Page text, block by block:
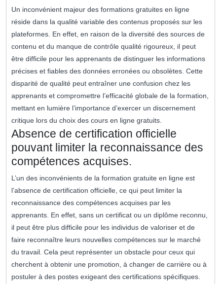
Un inconvénient majeur des formations gratuites en ligne
réside dans la qualité variable des contenus proposés sur les
plateformes. En effet, en raison de la diversité des sources de
contenu et du manque de contrôle qualité rigoureux, il peut
être difficile pour les apprenants de distinguer les informations
précises et fiables des données erronées ou obsolètes. Cette
disparité de qualité peut entraîner une confusion chez les
apprenants et compromettre l’efficacité globale de la formation,
mettant en lumière l’importance d’exercer un discernement
critique lors du choix des cours en ligne gratuits.
Absence de certification officielle
pouvant limiter la reconnaissance des
compétences acquises.
L’un des inconvénients de la formation gratuite en ligne est
l’absence de certification officielle, ce qui peut limiter la
reconnaissance des compétences acquises par les
apprenants. En effet, sans un certificat ou un diplôme reconnu,
il peut être plus difficile pour les individus de valoriser et de
faire reconnaître leurs nouvelles compétences sur le marché
du travail. Cela peut représenter un obstacle pour ceux qui
cherchent à obtenir une promotion, à changer de carrière ou à
postuler à des postes exigeant des certifications spécifiques.